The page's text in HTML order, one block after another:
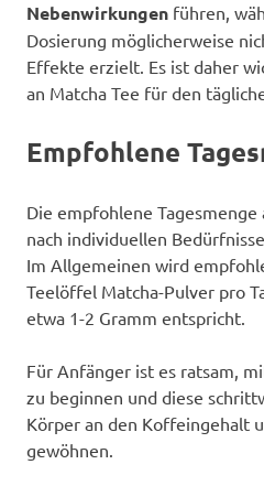
Nebenwirkungen führen,
Dosierung möglicherweise
Effekte erzielt. Es ist daher
an Matcha Tee für den
Empfohlene
Die empfohlene
nach individuellen
Im Allgemeinen wird
Teelöffel Matcha-Pulver pro
etwa 1-2 Gramm entspricht.
Für Anfänger ist es ratsam,
zu beginnen und diese
Körper an den Koffeingehalt
gewöhnen.